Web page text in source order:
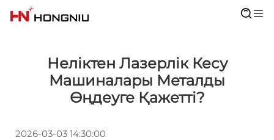
Неліктен Лазерлік Кесу
Машиналары Металды
Өңдеуге Қажетті?
2026-03-03 14:30:00